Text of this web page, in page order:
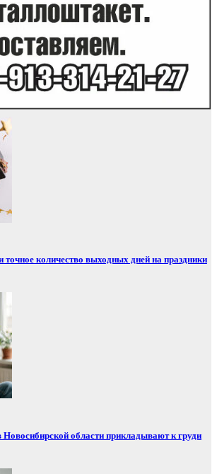
точное количество выходных дней на праздники
области прикладывают к груди